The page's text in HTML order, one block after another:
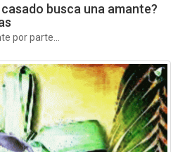
busca una amante?
por parte...